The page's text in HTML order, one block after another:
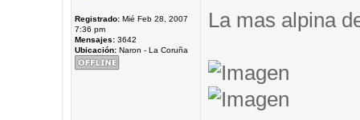
Registrado:Mié Feb 28, 2007
7:36 pm
Mensajes:3642
Ubicación:Naron - La Coruña
La mas alpina